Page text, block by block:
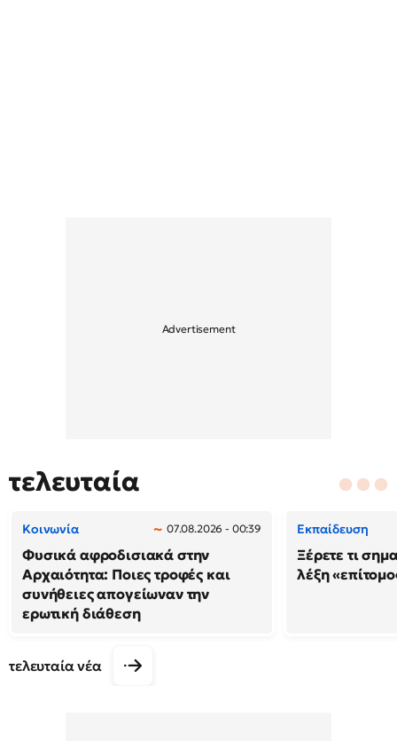
τελευταία
Κοινωνία 07.08.2026 - 00:39
Φυσικά αφροδισιακά στην
Αρχαιότητα: Ποιες τροφές και
συνήθειες απογείωναν την
ερωτική διάθεση
Εκπαίδευση
Ξέρετε τι
λέξη
τελευταία νέα